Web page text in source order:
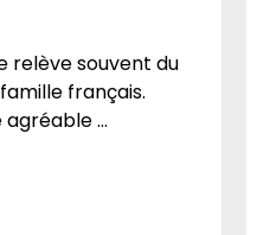
relève souvent du
français.
...